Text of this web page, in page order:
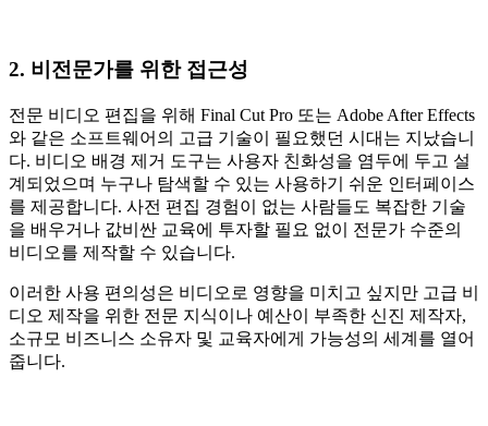
2. 비전문가를 위한 접근성
전문 비디오 편집을 위해 Final Cut Pro 또는 Adobe After Effects
와 같은 소프트웨어의 고급 기술이 필요했던 시대는 지났습니
다. 비디오 배경 제거 도구는 사용자 친화성을 염두에 두고 설
계되었으며 누구나 탐색할 수 있는 사용하기 쉬운 인터페이스
를 제공합니다. 사전 편집 경험이 없는 사람들도 복잡한 기술
을 배우거나 값비싼 교육에 투자할 필요 없이 전문가 수준의
비디오를 제작할 수 있습니다.
이러한 사용 편의성은 비디오로 영향을 미치고 싶지만 고급 비
디오 제작을 위한 전문 지식이나 예산이 부족한 신진 제작자,
소규모 비즈니스 소유자 및 교육자에게 가능성의 세계를 열어
줍니다.